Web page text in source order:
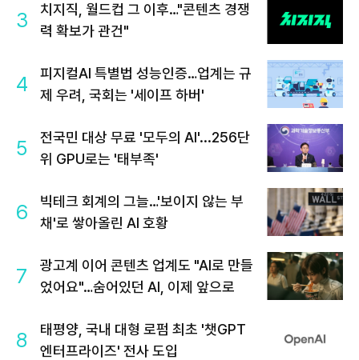
3
치지직, 월드컵 그 이후…"콘텐츠 경쟁
력 확보가 관건"
4
피지컬AI 특별법 성능인증…업계는 규
제 우려, 국회는 '세이프 하버'
5
전국민 대상 무료 '모두의 AI'...256단
위 GPU로는 '태부족'
6
빅테크 회계의 그늘…'보이지 않는 부
채'로 쌓아올린 AI 호황
7
광고계 이어 콘텐츠 업계도 "AI로 만들
었어요"…숨어있던 AI, 이제 앞으로
8
태평양, 국내 대형 로펌 최초 '챗GPT
엔터프라이즈' 전사 도입